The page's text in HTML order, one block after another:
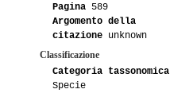
Pagina 589
Argomento della
citazione unknown
Classificazione
Categoria tassonomica
Specie